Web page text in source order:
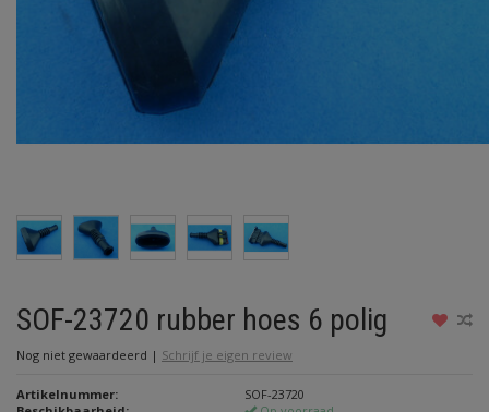
SOF-23720 rubber hoes 6 polig
Nog niet gewaardeerd | Schrijf je eigen review
Artikelnummer:
SOF-23720